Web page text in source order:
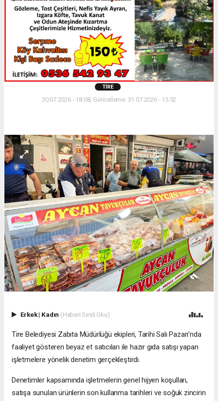
TIRE
30.07.2026 - 18:08, Güncelleme: 31.07.2026 - 15:52
Erkek| Kadın (Haberi Sesli Oku)
Tire Belediyesi Zabıta Müdürlüğü ekipleri, Tarihi Salı Pazarı’nda
faaliyet gösteren beyaz et satıcıları ile hazır gıda satışı yapan
işletmelere yönelik denetim gerçekleştirdi.
Denetimler kapsamında işletmelerin genel hijyen koşulları,
satışa sunulan ürünlerin son kullanma tarihleri ve soğuk zincirin